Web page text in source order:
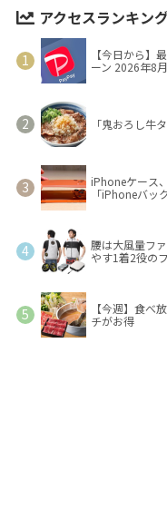
アクセスランキン
【今日から】
ーン 2026年8
「鬼おろし牛
iPhoneケース
「iPhoneバッ
腰は大風量フ
やす1着2役の
【今週】食べ
チがお得